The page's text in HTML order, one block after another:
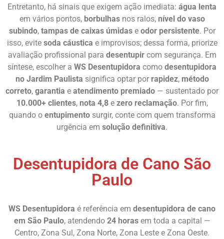
Entretanto, há sinais que exigem ação imediata: água lenta
em vários pontos, borbulhasnos ralos, nível do vaso
subindo, tampas de caixas úmidase odor persistente. Por
isso, evite soda cáustica e improvisos; dessa forma, priorize
avaliação profissional para desentupircom segurança. Em
síntese, escolher a WS Desentupidora como desentupidora
no Jardim Paulista significa optar por rapidez, método
correto, garantia e atendimento premiado — sustentado por
10.000+ clientes, nota 4,8e zero reclamação. Por fim,
quando o entupimentosurgir, conte com quem transforma
urgência em solução definitiva.
Desentupidora de Cano São
Paulo
WS Desentupidora é referência em desentupidora de cano
em São Paulo, atendendo 24 horasem toda a capital —
Centro, Zona Sul, Zona Norte, Zona Leste e Zona Oeste.